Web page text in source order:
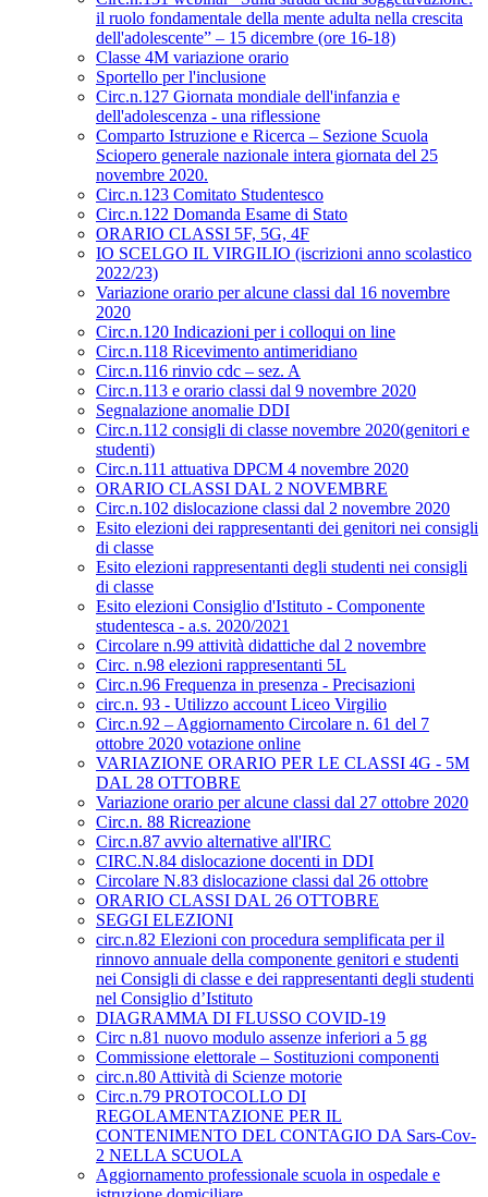
il ruolo fondamentale della mente adulta nella crescita
dell'adolescente” – 15 dicembre (ore 16-18)
Classe 4M variazione orario
Sportello per l'inclusione
Circ.n.127 Giornata mondiale dell'infanzia e
dell'adolescenza - una riflessione
Comparto Istruzione e Ricerca – Sezione Scuola
Sciopero generale nazionale intera giornata del 25
novembre 2020.
Circ.n.123 Comitato Studentesco
Circ.n.122 Domanda Esame di Stato
ORARIO CLASSI 5F, 5G, 4F
IO SCELGO IL VIRGILIO (iscrizioni anno scolastico
2022/23)
Variazione orario per alcune classi dal 16 novembre
2020
Circ.n.120 Indicazioni per i colloqui on line
Circ.n.118 Ricevimento antimeridiano
Circ.n.116 rinvio cdc – sez. A
Circ.n.113 e orario classi dal 9 novembre 2020
Segnalazione anomalie DDI
Circ.n.112 consigli di classe novembre 2020(genitori e
studenti)
Circ.n.111 attuativa DPCM 4 novembre 2020
ORARIO CLASSI DAL 2 NOVEMBRE
Circ.n.102 dislocazione classi dal 2 novembre 2020
Esito elezioni dei rappresentanti dei genitori nei consigli
di classe
Esito elezioni rappresentanti degli studenti nei consigli
di classe
Esito elezioni Consiglio d'Istituto - Componente
studentesca - a.s. 2020/2021
Circolare n.99 attività didattiche dal 2 novembre
Circ. n.98 elezioni rappresentanti 5L
Circ.n.96 Frequenza in presenza - Precisazioni
circ.n. 93 - Utilizzo account Liceo Virgilio
Circ.n.92 – Aggiornamento Circolare n. 61 del 7
ottobre 2020 votazione online
VARIAZIONE ORARIO PER LE CLASSI 4G - 5M
DAL 28 OTTOBRE
Variazione orario per alcune classi dal 27 ottobre 2020
Circ.n. 88 Ricreazione
Circ.n.87 avvio alternative all'IRC
CIRC.N.84 dislocazione docenti in DDI
Circolare N.83 dislocazione classi dal 26 ottobre
ORARIO CLASSI DAL 26 OTTOBRE
SEGGI ELEZIONI
circ.n.82 Elezioni con procedura semplificata per il
rinnovo annuale della componente genitori e studenti
nei Consigli di classe e dei rappresentanti degli studenti
nel Consiglio d’Istituto
DIAGRAMMA DI FLUSSO COVID-19
Circ n.81 nuovo modulo assenze inferiori a 5 gg
Commissione elettorale – Sostituzioni componenti
circ.n.80 Attività di Scienze motorie
Circ.n.79 PROTOCOLLO DI
REGOLAMENTAZIONE PER IL
CONTENIMENTO DEL CONTAGIO DA Sars-Cov-
2 NELLA SCUOLA
Aggiornamento professionale scuola in ospedale e